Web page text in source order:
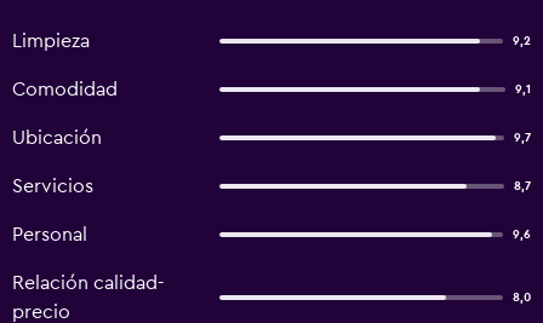
Limpieza 9,2
Comodidad 9,1
Ubicación 9,7
Servicios 8,7
Personal 9,6
Relación calidad-
precio
8,0